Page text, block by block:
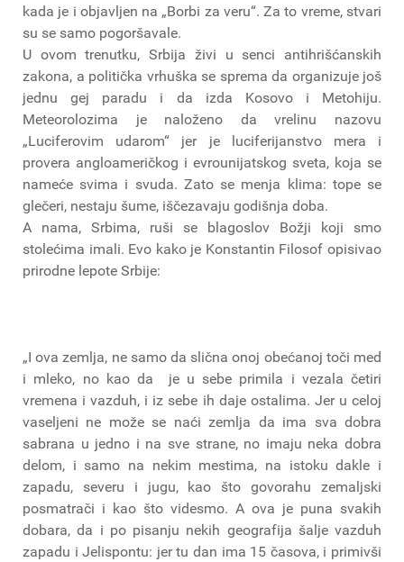
kada je i objavljen na „Borbi za veru“. Za to vreme, stvari
su se samo pogoršavale.
U ovom trenutku, Srbija živi u senci antihrišćanskih
zakona, a politička vrhuška se sprema da organizuje još
jednu gej paradu i da izda Kosovo i Metohiju.
Meteorolozima je naloženo da vrelinu nazovu
„Luciferovim udarom“ jer je luciferijanstvo mera i
provera angloameričkog i evrounijatskog sveta, koja se
nameće svima i svuda. Zato se menja klima: tope se
glečeri, nestaju šume, iščezavaju godišnja doba.
A nama, Srbima, ruši se blagoslov Božji koji smo
stolećima imali. Evo kako je Konstantin Filosof opisivao
prirodne lepote Srbije:
„I ova zemlja, ne samo da slična onoj obećanoj toči med
i mleko, no kao da je u sebe primila i vezala četiri
vremena i vazduh, i iz sebe ih daje ostalima. Jer u celoj
vaseljeni ne može se naći zemlja da ima sva dobra
sabrana u jedno i na sve strane, no imaju neka dobra
delom, i samo na nekim mestima, na istoku dakle i
zapadu, severu i jugu, kao što govorahu zemaljski
posmatrači i kao što videsmo. A ova je puna svakih
dobara, da i po pisanju nekih geografija šalje vazduh
zapadu i Jelispontu: jer tu dan ima 15 časova, i primivši